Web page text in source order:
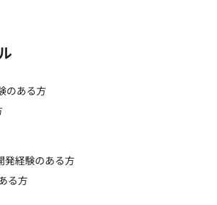
のある方
発経験のある方
る方